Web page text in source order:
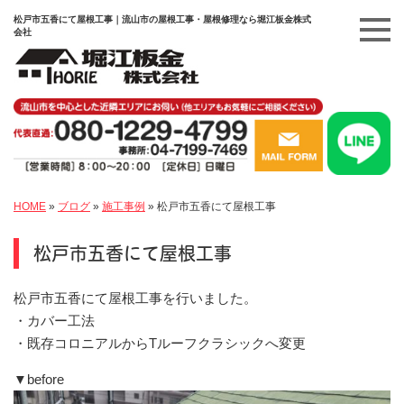
松戸市五香にて屋根工事｜流山市の屋根工事・屋根修理なら堀江板金株式
会社
HOME » ブログ » 施工事例 » 松戸市五香にて屋根工事
松戸市五香にて屋根工事
松戸市五香にて屋根工事を行いました。
・カバー工法
・既存コロニアルからTルーフクラシックへ変更
▼before